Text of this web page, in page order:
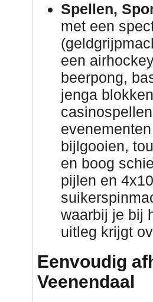
Spellen,
met een
een
beerpong,
jenga
bijlgooien,
en boog
pijlen en
waarbij je bij
uitleg krijgt
Eenvoudig
Veenendaal